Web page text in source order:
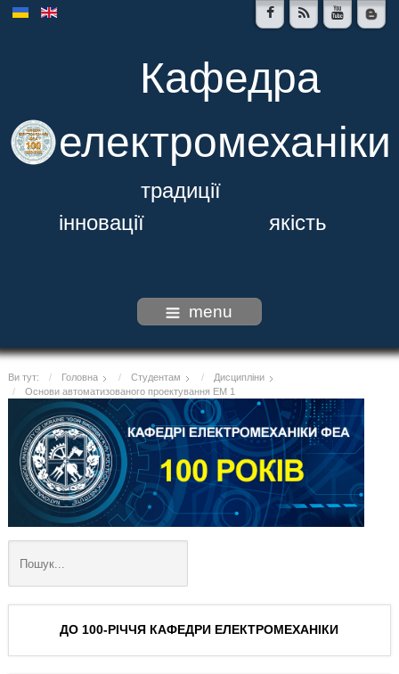
Кафедра
електромеханіки
традиції
інновації якість
menu
Ви тут: Головна Студентам
Дисципліни
Основи автоматизованого проектування ЕМ 1
ДО 100-РІЧЧЯ КАФЕДРИ ЕЛЕКТРОМЕХАНІКИ